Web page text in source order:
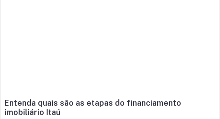
Entenda quais são as etapas do financiamento
imobiliário Itaú